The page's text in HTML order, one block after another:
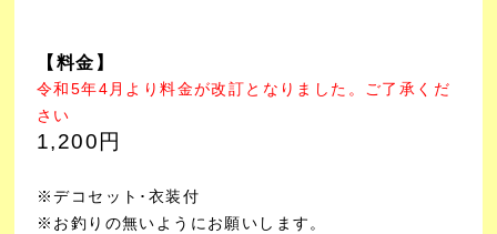
【料金】
令和5年4月より料金が改訂となりました。ご了承くだ
さい
1,200円
※デコセット･衣装付
※お釣りの無いようにお願いします。